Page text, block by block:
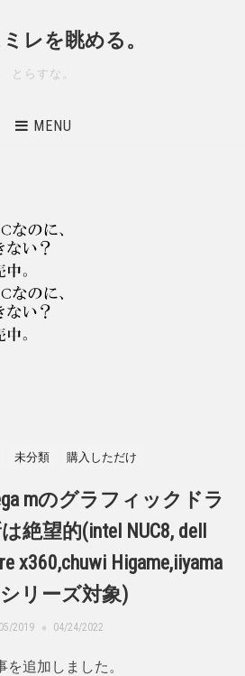
レを眺める。
とらすな。
MENU
未分類 購入しただけ
mのグラフィックドラ
絶望的(intel NUC8, dell
x360,chuwi Higame,iiyama
シリーズ対象)
2019 04/24/2022
を追加しました。